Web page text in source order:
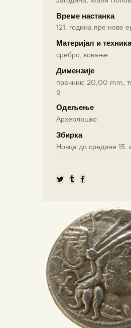
Време настанка
121. година пре нове
Материјал и техника
сребро, ковање
Димензије
пречник: 20,00 mm,
g
Одељење
Археолошко
Збирка
Новца до средине 15.